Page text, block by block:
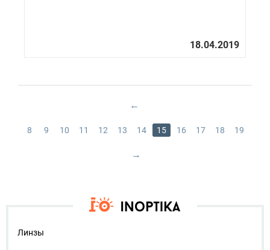
8 9 10 11 12 13 14 15 16 17 18 19
Линзы